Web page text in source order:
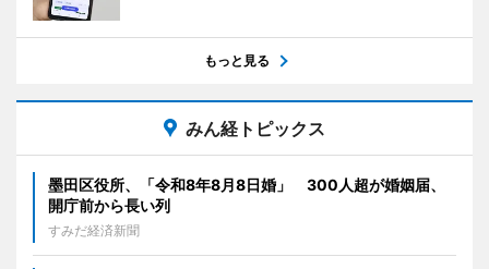
もっと見る
みん経トピックス
墨田区役所、「令和8年8月8日婚」 300人超が婚姻届、
開庁前から長い列
すみだ経済新聞